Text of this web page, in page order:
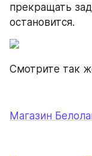
прекращать
остановится.
Смотрите так
Магазин